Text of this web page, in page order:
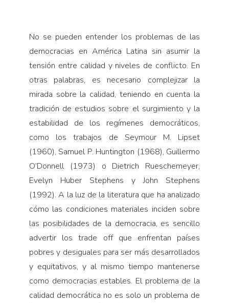
No se pueden entender los problemas de las
democracias en América Latina sin asumir la
tensión entre calidad y niveles de conflicto. En
otras palabras, es necesario complejizar la
mirada sobre la calidad, teniendo en cuenta la
tradición de estudios sobre el surgimiento y la
estabilidad de los regímenes democráticos,
como los trabajos de Seymour M. Lipset
(1960), Samuel P. Huntington (1968), Guillermo
O’Donnell (1973) o Dietrich Rueschemeyer,
Evelyn Huber Stephens y John Stephens
(1992). A la luz de la literatura que ha analizado
cómo las condiciones materiales inciden sobre
las posibilidades de la democracia, es sencillo
advertir los trade off que enfrentan países
pobres y desiguales para ser más desarrollados
y equitativos, y al mismo tiempo mantenerse
como democracias estables. El problema de la
calidad democrática no es solo un problema de